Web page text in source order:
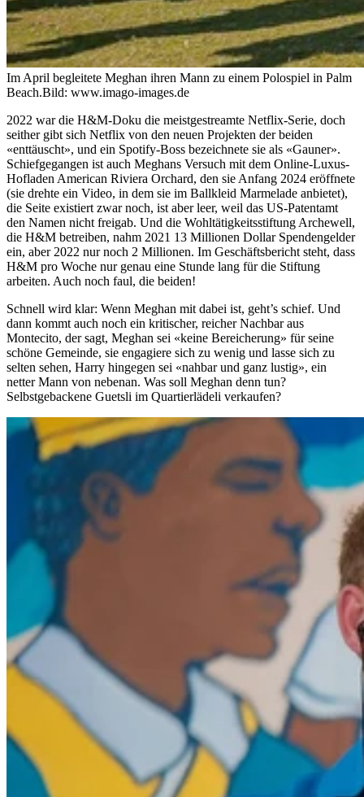
Im April begleitete Meghan ihren Mann zu einem Polospiel in Palm
Beach.Bild: www.imago-images.de
2022 war die H&M-Doku die meistgestreamte Netflix-Serie, doch
seither gibt sich Netflix von den neuen Projekten der beiden
«enttäuscht», und ein Spotify-Boss bezeichnete sie als «Gauner».
Schiefgegangen ist auch Meghans Versuch mit dem Online-Luxus-
Hofladen American Riviera Orchard, den sie Anfang 2024 eröffnete
(sie drehte ein Video, in dem sie im Ballkleid Marmelade anbietet),
die Seite existiert zwar noch, ist aber leer, weil das US-Patentamt
den Namen nicht freigab. Und die Wohltätigkeitsstiftung Archewell,
die H&M betreiben, nahm 2021 13 Millionen Dollar Spendengelder
ein, aber 2022 nur noch 2 Millionen. Im Geschäftsbericht steht, dass
H&M pro Woche nur genau eine Stunde lang für die Stiftung
arbeiten. Auch noch faul, die beiden!
Schnell wird klar: Wenn Meghan mit dabei ist, geht’s schief. Und
dann kommt auch noch ein kritischer, reicher Nachbar aus
Montecito, der sagt, Meghan sei «keine Bereicherung» für seine
schöne Gemeinde, sie engagiere sich zu wenig und lasse sich zu
selten sehen, Harry hingegen sei «nahbar und ganz lustig», ein
netter Mann von nebenan. Was soll Meghan denn tun?
Selbstgebackene Guetsli im Quartierlädeli verkaufen?